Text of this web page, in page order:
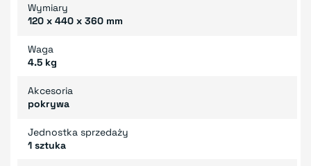
Wymiary
120 x 440 x 360 mm
Waga
4.5 kg
Akcesoria
pokrywa
Jednostka sprzedaży
1 sztuka